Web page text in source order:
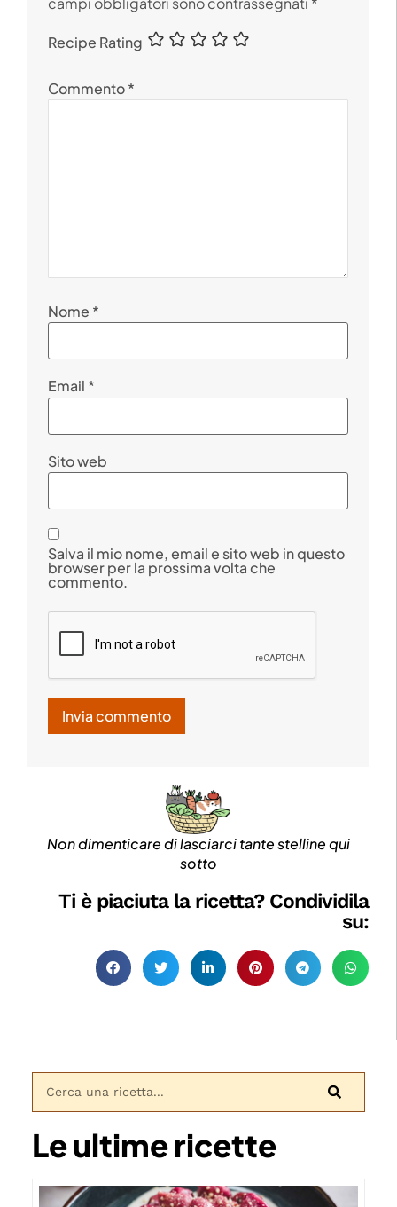
Recipe Rating
Commento*
Nome *
Email *
Sito web
Salva il mio nome, email e sito web in questo
browser per la prossima volta che
commento.
Non dimenticare di lasciarci tante stelline qui
sotto
Ti è piaciuta la ricetta? Condividila
su:
Le ultime ricette